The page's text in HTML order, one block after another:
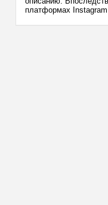
платформах